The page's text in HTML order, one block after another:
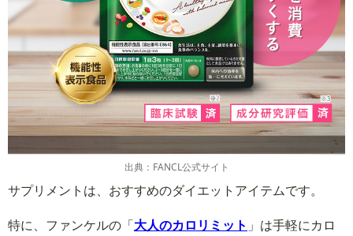
出典：FANCL公式サイト
サプリメントは、おすすめのダイエットアイテムです。
特に、ファンケルの「 大人のカロリミット 」は手軽にカロ